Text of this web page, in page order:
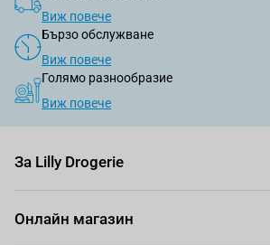
Виж повече
Бързо обслужване
Виж повече
Голямо разнообразие
Виж повече
За Lilly Drogerie
Онлайн магазин